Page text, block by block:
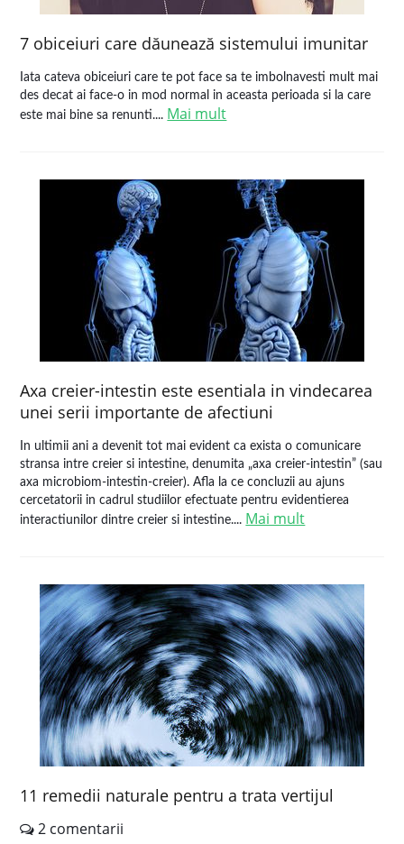
7 obiceiuri care dăunează sistemului imunitar
Iata cateva obiceiuri care te pot face sa te imbolnavesti mult mai
des decat ai face-o in mod normal in aceasta perioada si la care
este mai bine sa renunti.... Mai mult
Axa creier-intestin este esentiala in vindecarea
unei serii importante de afectiuni
In ultimii ani a devenit tot mai evident ca exista o comunicare
stransa intre creier si intestine, denumita „axa creier-intestin” (sau
axa microbiom-intestin-creier). Afla la ce concluzii au ajuns
cercetatorii in cadrul studiilor efectuate pentru evidentierea
interactiunilor dintre creier si intestine.... Mai mult
11 remedii naturale pentru a trata vertijul
2 comentarii